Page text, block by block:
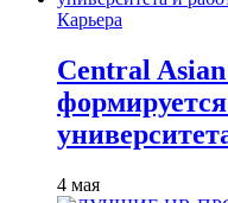
Карьера
Central
4 мая